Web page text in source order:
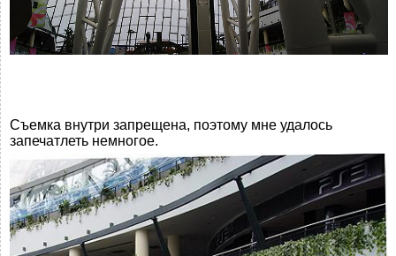
Съемка внутри запрещена, поэтому мне удалось
запечатлеть немногое.